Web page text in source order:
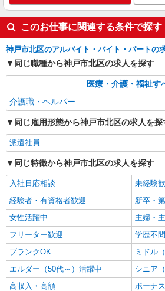
このお仕事に関連する条件で探す
神戸市北区のアルバイト・バイト・パートの
同じ職種から神戸市北区の求人を探す
医療・介護・福祉す
介護職・ヘルパー
同じ雇用形態から神戸市北区の求人を探
派遣社員
同じ特徴から神戸市北区の求人を探す
入社日応相談
未経験
経験者・有資格者歓迎
新卒・
女性活躍中
主婦・
フリーター歓迎
学歴不問
ブランクOK
ミドル
エルダー（50代～）活躍中
シニア
高収入・高額
ボーナ